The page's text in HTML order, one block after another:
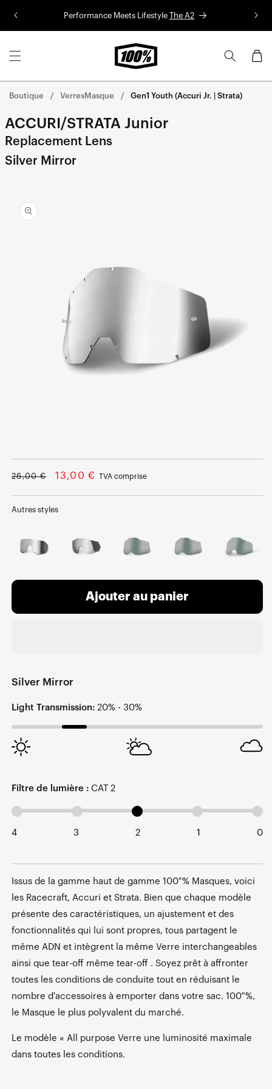
Performance Meets Lifestyle The A2
Panier
Boutique VerresMasque Gen1 Youth (Accuri Jr. | Strata)
ACCURI/STRATA Junior
Replacement Lens
Silver Mirror
informations
sur le
le
1
une
fenêtre
modale
Prix
26,00 €
Prix
13,00 € TVA comprise
Autres styles
Ajouter au panier
Silver Mirror
Light Transmission: 20% - 30%
Filtre de lumière : CAT 2
4 3 2 1 0
Issus de la gamme haut de gamme 100 % Masques, voici
les Racecraft, Accuri et Strata. Bien que chaque modèle
présente des caractéristiques, un ajustement et des
fonctionnalités qui lui sont propres, tous partagent le
même ADN et intègrent la même Verre interchangeables
ainsi que tear-off même tear-off . Soyez prêt à affronter
toutes les conditions de conduite tout en réduisant le
nombre d'accessoires à emporter dans votre sac. 100 %,
le Masque le plus polyvalent du marché.
Le modèle « All purpose Verre une luminosité maximale
dans toutes les conditions.